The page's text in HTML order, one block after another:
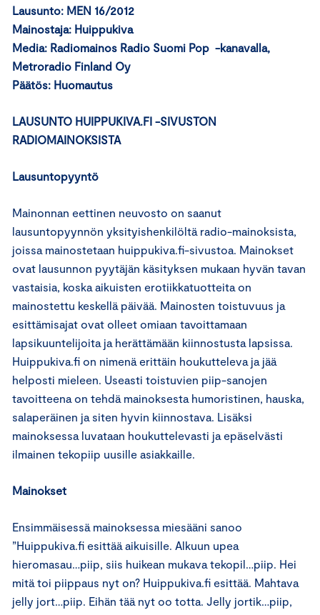
Lausunto: MEN 16/2012
Mainostaja: Huippukiva
Media: Radiomainos Radio Suomi Pop -kanavalla,
Metroradio Finland Oy
Päätös: Huomautus
LAUSUNTO HUIPPUKIVA.FI -SIVUSTON
RADIOMAINOKSISTA
Lausuntopyyntö
Mainonnan eettinen neuvosto on saanut
lausuntopyynnön yksityishenkilöltä radio-mainoksista,
joissa mainostetaan huippukiva.fi-sivustoa. Mainokset
ovat lausunnon pyytäjän käsityksen mukaan hyvän tavan
vastaisia, koska aikuisten erotiikkatuotteita on
mainostettu keskellä päivää. Mainosten toistuvuus ja
esittämisajat ovat olleet omiaan tavoittamaan
lapsikuuntelijoita ja herättämään kiinnostusta lapsissa.
Huippukiva.fi on nimenä erittäin houkutteleva ja jää
helposti mieleen. Useasti toistuvien piip-sanojen
tavoitteena on tehdä mainoksesta humoristinen, hauska,
salaperäinen ja siten hyvin kiinnostava. Lisäksi
mainoksessa luvataan houkuttelevasti ja epäselvästi
ilmainen tekopiip uusille asiakkaille.
Mainokset
Ensimmäisessä mainoksessa miesääni sanoo
”Huippukiva.fi esittää aikuisille. Alkuun upea
hieromasau…piip, siis huikean mukava tekopil…piip. Hei
mitä toi piippaus nyt on? Huippukiva.fi esittää. Mahtava
jelly jort…piip. Eihän tää nyt oo totta. Jelly jortik…piip,